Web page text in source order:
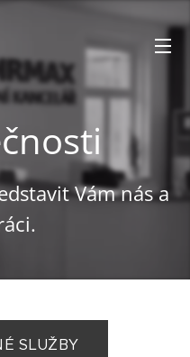
Vám nás a
SLUŽBY